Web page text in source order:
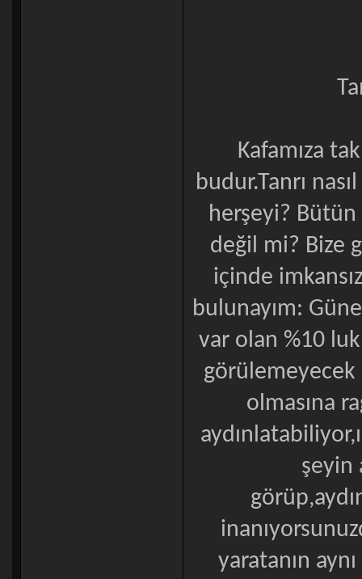
Kafamıza
budur.Tanrı
herşeyi? Bütün
değil mi? Bize
içinde
bulunayım:
var olan %10
görülemeyecek
olmasına
şeyin
yaratanın